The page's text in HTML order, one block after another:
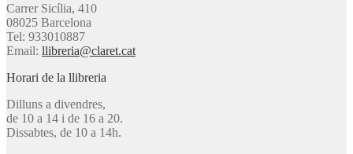
Carrer Sicília, 410
08025 Barcelona
Tel: 933010887
Email: llibreria@claret.cat
Horari de la llibreria
Dilluns a divendres,
de 10 a 14 i de 16 a 20.
Dissabtes, de 10 a 14h.